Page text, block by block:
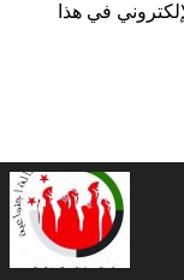
في هذا